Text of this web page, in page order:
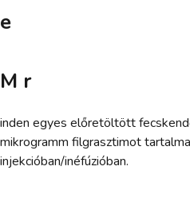
e
M r
inden egyes előretöltött
mikrogramm filgrasztimot
injekcióban/inéfúzióban.